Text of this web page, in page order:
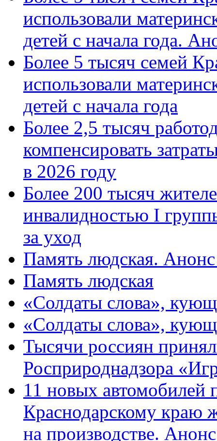
использовали
детей с начала года.
Более 5 тысяч семей
использовали
детей с начала года
Более 2,5 тысяч
компенсировать
в 2026 году
Более 200 тысяч
инвалидностью I
за уход
Память людская.
Память людская
«Солдаты слова»,
«Солдаты слова»,
Тысячи россиян
Росприроднадзора
11 новых автомобилей
Краснодарскому краю
на производстве.